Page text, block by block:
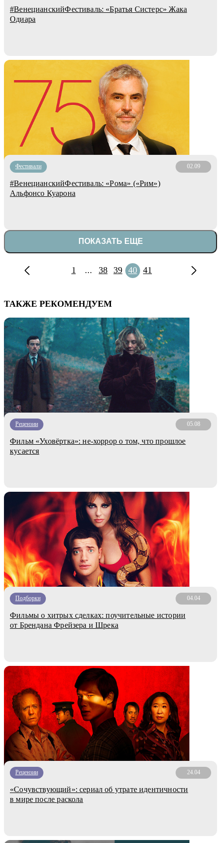
#ВенецианскийФестиваль: «Братья Систерс» Жака
Одиара
Фестивали 02.09
#ВенецианскийФестиваль: «Рома» («Рим»)
Альфонсо Куарона
ПОКАЗАТЬ ЕЩЕ
1 ... 38 39 40 41
ТАКЖЕ РЕКОМЕНДУЕМ
Рецензии 05.08
Фильм «Уховёртка»: не-хоррор о том, что прошлое
кусается
Подборки 04.04
Фильмы о хитрых сделках: поучительные истории
от Брендана Фрейзера и Шрека
Рецензии 24.04
«Сочувствующий»: сериал об утрате идентичности
в мире после раскола